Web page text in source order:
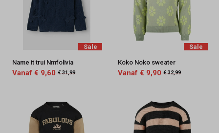
Sale
Name it trui Nmfolivia
Vanaf € 9,60 € 31,99
Sale
Koko Noko sweater
Vanaf € 9,90 € 32,99